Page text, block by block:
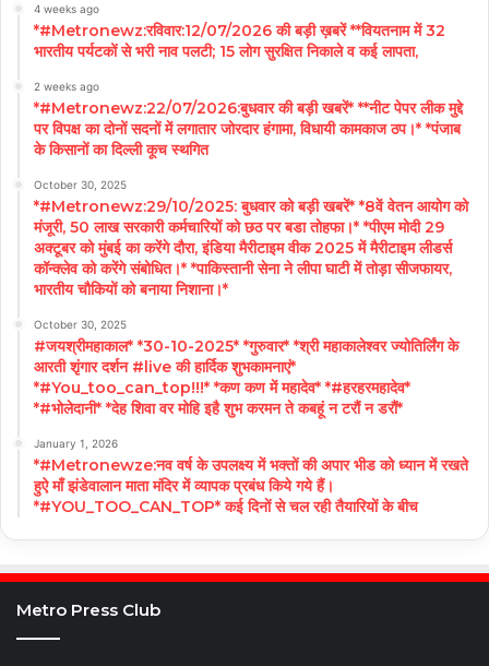
4 weeks ago
*#Metronewz:रविवार:12/07/2026 की बड़ी ख़बरें **वियतनाम में 32
भारतीय पर्यटकों से भरी नाव पलटी; 15 लोग सुरक्षित निकाले व कई लापता,
2 weeks ago
*#Metronewz:22/07/2026:बुधवार की बड़ी खबरें* **नीट पेपर लीक मुद्दे
पर विपक्ष का दोनों सदनों में लगातार जोरदार हंगामा, विधायी कामकाज ठप।* *पंजाब
के किसानों का दिल्ली कूच स्थगित
October 30, 2025
*#Metronewz:29/10/2025: बुधवार को बड़ी खबरें* *8वें वेतन आयोग को
मंजूरी, 50 लाख सरकारी कर्मचारियों को छठ पर बडा तोहफा।* *पीएम मोदी 29
अक्टूबर को मुंबई का करेंगे दौरा, इंडिया मैरीटाइम वीक 2025 में मैरीटाइम लीडर्स
कॉन्क्लेव को करेंगे संबोधित।* *पाकिस्तानी सेना ने लीपा घाटी में तोड़ा सीजफायर,
भारतीय चौकियों को बनाया निशाना।*
October 30, 2025
#जयश्रीमहाकाल* *30-10-2025* *गुरुवार* *श्री महाकालेश्वर ज्योतिर्लिंग के
आरती शृंगार दर्शन #live की हार्दिक शुभकामनाएं*
*#You_too_can_top!!!* *कण कण में महादेव* *#हरहरमहादेव*
*#भोलेदानी* *देह शिवा वर मोहि इहै शुभ करमन ते कबहूं न टरौं न डरौं*
January 1, 2026
*#Metronewze:नव वर्ष के उपलक्ष्य में भक्तों की अपार भीड को ध्यान में रखते
हुऐ माँ झंडेवालान माता मंदिर में व्यापक प्रबंध किये गये हैं।
*#YOU_TOO_CAN_TOP* कई दिनों से चल रही तैयारियों के बीच
Metro Press Club